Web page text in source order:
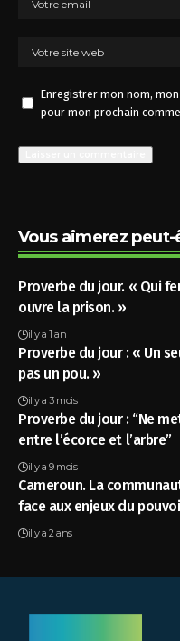
Enregistrer mon nom,
pour mon prochain
Vous aimerez peut-
Proverbe du jour. « Qui
ouvre la prison. »
il y a 1 an
Proverbe du jour : « Un
pas un pou. »
il y a 3 mois
Proverbe du jour : “Ne
entre l’écorce et l’arbre”
il y a 9 mois
Cameroun. La
face aux enjeux du
il y a 2 ans